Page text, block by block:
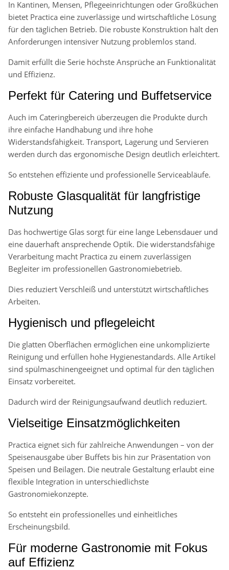
In Kantinen, Mensen, Pflegeeinrichtungen oder Großküchen
bietet Practica eine zuverlässige und wirtschaftliche Lösung
für den täglichen Betrieb. Die robuste Konstruktion hält den
Anforderungen intensiver Nutzung problemlos stand.
Damit erfüllt die Serie höchste Ansprüche an Funktionalität
und Effizienz.
Perfekt für Catering und Buffetservice
Auch im Cateringbereich überzeugen die Produkte durch
ihre einfache Handhabung und ihre hohe
Widerstandsfähigkeit. Transport, Lagerung und Servieren
werden durch das ergonomische Design deutlich erleichtert.
So entstehen effiziente und professionelle Serviceabläufe.
Robuste Glasqualität für langfristige
Nutzung
Das hochwertige Glas sorgt für eine lange Lebensdauer und
eine dauerhaft ansprechende Optik. Die widerstandsfähige
Verarbeitung macht Practica zu einem zuverlässigen
Begleiter im professionellen Gastronomiebetrieb.
Dies reduziert Verschleiß und unterstützt wirtschaftliches
Arbeiten.
Hygienisch und pflegeleicht
Die glatten Oberflächen ermöglichen eine unkomplizierte
Reinigung und erfüllen hohe Hygienestandards. Alle Artikel
sind spülmaschinengeeignet und optimal für den täglichen
Einsatz vorbereitet.
Dadurch wird der Reinigungsaufwand deutlich reduziert.
Vielseitige Einsatzmöglichkeiten
Practica eignet sich für zahlreiche Anwendungen – von der
Speisenausgabe über Buffets bis hin zur Präsentation von
Speisen und Beilagen. Die neutrale Gestaltung erlaubt eine
flexible Integration in unterschiedlichste
Gastronomiekonzepte.
So entsteht ein professionelles und einheitliches
Erscheinungsbild.
Für moderne Gastronomie mit Fokus
auf Effizienz